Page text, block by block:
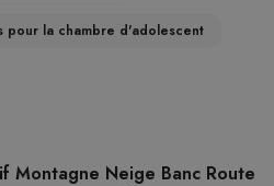
pour la chambre d'adolescent
Montagne Neige Banc Route